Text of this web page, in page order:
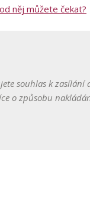
něj můžete čekat?
souhlas k
o způsobu